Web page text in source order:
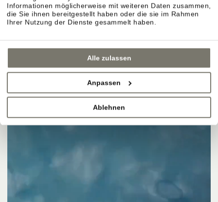
Informationen möglicherweise mit weiteren Daten zusammen,
die Sie ihnen bereitgestellt haben oder die sie im Rahmen
Ihrer Nutzung der Dienste gesammelt haben.
Alle zulassen
Anpassen
Ablehnen